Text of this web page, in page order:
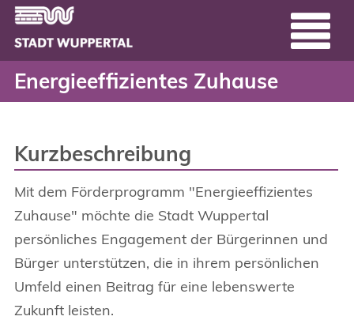
Zum Hauptinhalt springen
Energieeffizientes
Header
Energieeffizientes Zuhause
Kurzbeschreibung
Mit dem Förderprogramm "Energieeffizientes
Zuhause" möchte die Stadt Wuppertal
persönliches Engagement der Bürgerinnen und
Bürger unterstützen, die in ihrem persönlichen
Umfeld einen Beitrag für eine lebenswerte
Zukunft leisten.